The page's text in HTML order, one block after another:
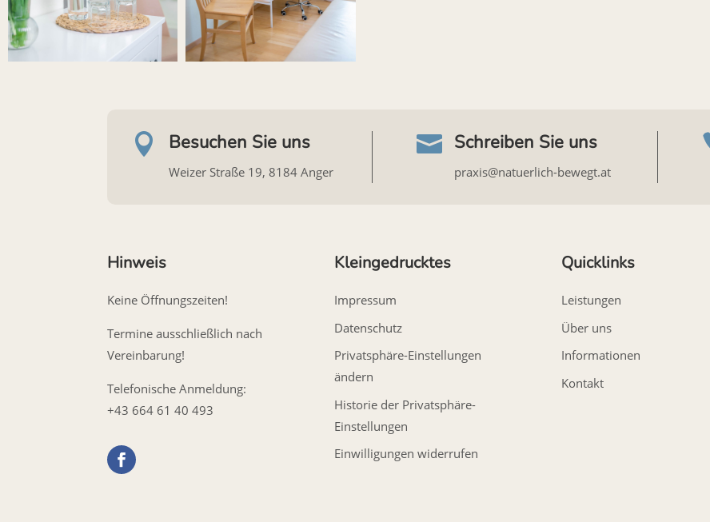
 Besuchen Sie uns
Weizer Straße 19, 8184 Anger
 Schreiben Sie uns
praxis@natuerlich-bewegt.at
Hinweis
Keine Öffnungszeiten!
Termine ausschließlich nach
Vereinbarung!
Telefonische Anmeldung:
+43 664 61 40 493
Kleingedrucktes
Impressum
Datenschutz
Privatsphäre-Einstellungen
ändern
Historie der Privatsphäre-
Einstellungen
Einwilligungen widerrufen
Quicklinks
Leistungen
Über uns
Informationen
Kontakt